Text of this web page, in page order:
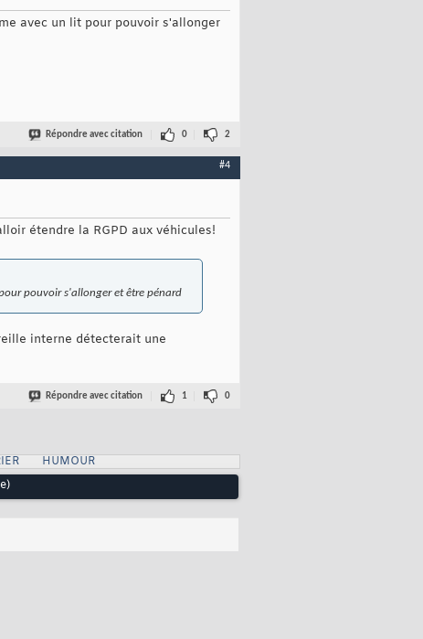
avec un lit pour pouvoir s'allonger
Répondre avec citation 0 2
#4
étendre la RGPD aux véhicules!
pouvoir s'allonger et être pénard
interne détecterait une
Répondre avec citation 1 0
HUMOUR